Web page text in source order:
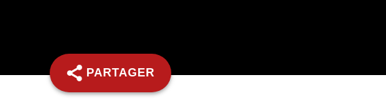
PARTAGER